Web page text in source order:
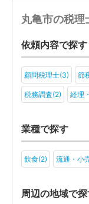
丸亀市の税理
依頼内容で探す
顧問税理士(3) 節
税務調査(2) 経理
業種で探す
飲食(2) 流通・小
周辺の地域で